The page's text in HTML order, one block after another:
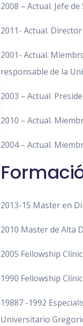
2008 – Actual. Jefe
2011- Actual.
2001- Actual.
responsable de la
2003 – Actual.
2010 – Actual.
2004 – Actual.
2013-15 Master en
2010 Master de Alta
2005 Fellowship
1990 Fellowship
19887 -1992
Universitario